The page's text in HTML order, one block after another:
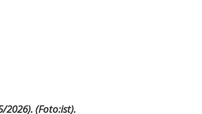
2026). (Foto:ist).